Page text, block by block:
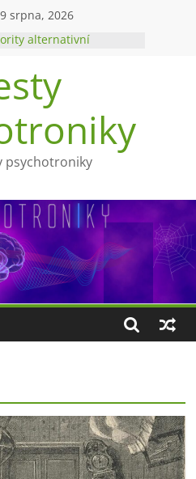
srpna, 2026
alternativní
Göldi
psychotroniky